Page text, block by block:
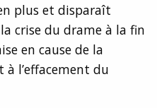
plus et disparaît
crise du drame à la fin
en cause de la
l’effacement du